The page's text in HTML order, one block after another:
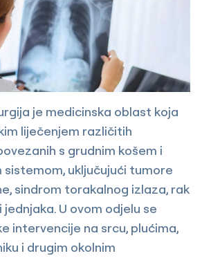
je medicinska oblast koja
liječenjem različitih
s grudnim košem i
uključujući tumore
sindrom torakalnog izlaza, rak
U ovom odjelu se
intervencije na srcu, plućima,
i drugim okolnim